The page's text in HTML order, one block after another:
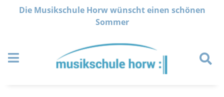
Navigation überspringen
Die Musikschule Horw wünscht einen schönen
Sommer